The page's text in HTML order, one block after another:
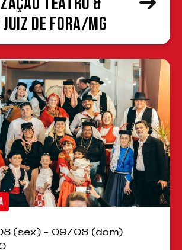
de Fora/MG
(sex) - 09/08 (dom)